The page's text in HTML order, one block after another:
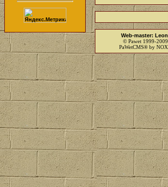
Web-master: Leon
© Pawet 1999-2009
PaWetCMS® by NOX